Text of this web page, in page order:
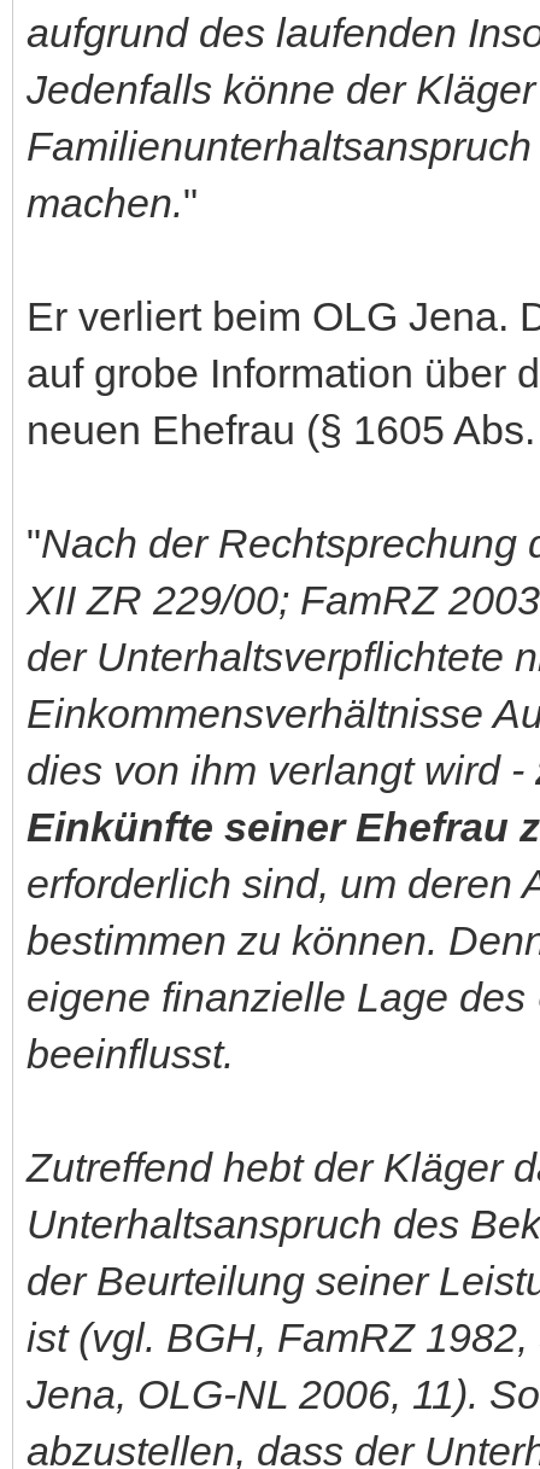
aufgrund des laufenden
Jedenfalls könne der
machen."
Er verliert beim OLG Jena.
auf grobe Information über
neuen Ehefrau (§ 1605
"Nach der Rechtsprechung
XII ZR 229/00; FamRZ
der Unterhaltsverpflichtete
Einkommensverhältnisse
dies von ihm verlangt wird -
Einkünfte seiner Ehefrau
erforderlich sind, um deren
bestimmen zu können.
eigene finanzielle Lage
beeinflusst.
Zutreffend hebt der Kläger
Unterhaltsanspruch des
der Beurteilung seiner
ist (vgl. BGH, FamRZ
Jena, OLG-NL 2006, 11).
abzustellen, dass der